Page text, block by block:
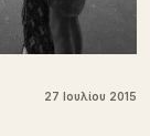
27 Ιουλίου 2015